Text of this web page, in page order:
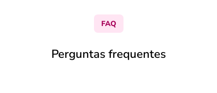
FAQ
Perguntas frequentes